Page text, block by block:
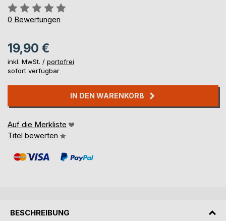
Bewertung::
0%
0 Bewertungen
19,90 €
inkl. MwSt. / portofrei
sofort verfügbar
IN DEN WARENKORB
Auf die Merkliste
Titel bewerten
BESCHREIBUNG